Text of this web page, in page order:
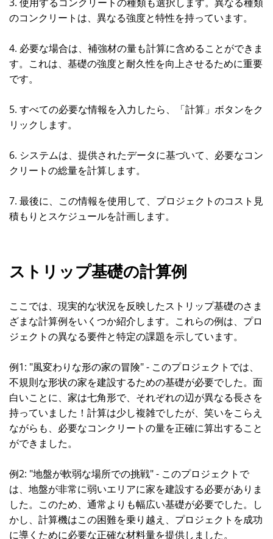
のコンクリートは、異なる強度と特性を持っています。
4. 必要な場合は、補強材の量も計算に含めることができま
す。これは、基礎の強度と耐久性を向上させるために重要
です。
5. すべての必要な情報を入力したら、「計算」ボタンをク
リックします。
6. システムは、提供されたデータに基づいて、必要なコン
クリートの総量を計算します。
7. 最後に、この情報を使用して、プロジェクトのコスト見
積もりとスケジュールを計画します。
ストリップ基礎の計算例
ここでは、現実的な状況を反映したストリップ基礎のさま
ざまな計算例をいくつか紹介します。これらの例は、プロ
ジェクトの異なる要件と特定の課題を示しています。
例1: "風変わりな形の家の冒険" - このプロジェクトでは、
不規則な形状の家を建設するための基礎が必要でした。面
白いことに、家は七角形で、それぞれの辺が異なる長さを
持っていました！計算は少し複雑でしたが、笑いをこらえ
ながらも、必要なコンクリートの量を正確に算出すること
ができました。
例2: "地盤が軟弱な場所での挑戦" - このプロジェクトで
は、地盤が非常に弱いエリアに家を建設する必要がありま
した。このため、通常よりも幅広い基礎が必要でした。し
かし、計算機はこの困難を乗り越え、プロジェクトを成功
に導くために必要な正確な材料量を提供しました。